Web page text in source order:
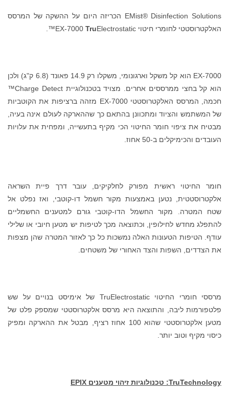
EMist® Disinfection Solutions הכריזה היום על ההשקה של המרסס
האלקטרוסטטי לחומרי חיטוי EX-7000
TruElectrostatic™.
EX-7000 הוא קל משקל וארגונומי, משקלו רק 14.9 פאונד (6.8 ק"ג) ולכן
הוא קל בחצי ממרססים אחרים. מצויד בטכנולוגיית Charge Detect™
חכמה, המרסס האלקטרוסטטי EX-7000 מזהה ברציפות את הקוטביות
של המשתמש והציוד ומתכוונן בהתאם כך שההארקה לעולם אינה בעיה,
מבטיח את ציפוי חומר החיטוי הכי מקיף בתעשייה, ומפחית את עלויות
העובדים והכימיקלים ב-50 אחוז.
חומר החיטוי ראשית מפורק לחלקיקים, עובר דרך פיית השראה
אלקטרוסטטית, נטען באמצעות מקור חשמל דו-קוטבי, ואז נפלט אל
שטח המטרה. מקור החשמל הדו-קוטבי גורם למטענים החשמליים
להתפלג מחדש לחילופין, וכתוצאה מכך לטיפות יש מטען חיובי או שלילי
עודף. הטיפות הטעונות האלה נמשכות כל כך לאזור המטרה שהן מצפות
את הצדדים, השפות והצד האחורי של משטחים.
מרססי חומרי החיטוי TruElectrostatic של אימיסט בנויים על שש
פלטפורמות ליבה, והתוצאה היא מרסס אלקטרוסטטי שמספק פלט של
מטען אלקטרוסטטי שהוא 100 אחוז רציף, מבטל את ההארקה ומפיק
כיסוי מקיף וטוב יותר.
TruTechnology: טכנולוגיות זיהוי מטענים EPIX